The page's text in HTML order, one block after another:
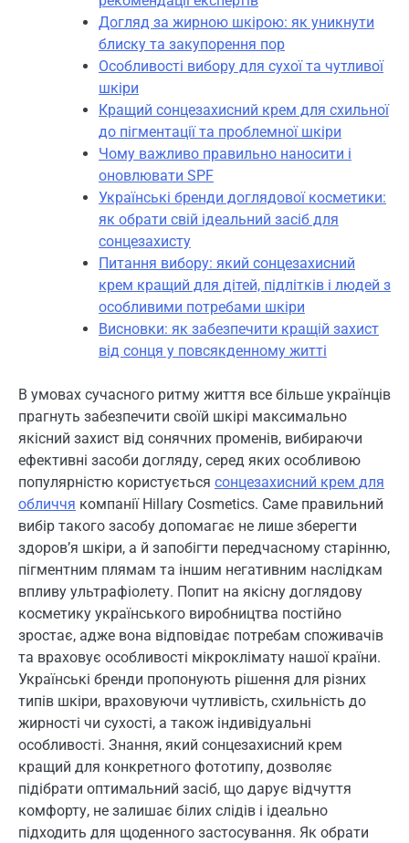
Догляд за жирною шкірою: як уникнути
блиску та закупорення пор
Особливості вибору для сухої та чутливої
шкіри
Кращий сонцезахисний крем для схильної
до пігментації та проблемної шкіри
Чому важливо правильно наносити і
оновлювати SPF
Українські бренди доглядової косметики:
як обрати свій ідеальний засіб для
сонцезахисту
Питання вибору: який сонцезахисний
крем кращий для дітей, підлітків і людей з
особливими потребами шкіри
Висновки: як забезпечити кращій захист
від сонця у повсякденному житті
В умовах сучасного ритму життя все більше українців
прагнуть забезпечити своїй шкірі максимально
якісний захист від сонячних променів, вибираючи
ефективні засоби догляду, серед яких особливою
популярністю користується сонцезахисний крем для
обличчя компанії Hillary Cosmetics. Саме правильний
вибір такого засобу допомагає не лише зберегти
здоров’я шкіри, а й запобігти передчасному старінню,
пігментним плямам та іншим негативним наслідкам
впливу ультрафіолету. Попит на якісну доглядову
косметику українського виробництва постійно
зростає, адже вона відповідає потребам споживачів
та враховує особливості мікроклімату нашої країни.
Українські бренди пропонують рішення для різних
типів шкіри, враховуючи чутливість, схильність до
жирності чи сухості, а також індивідуальні
особливості. Знання, який сонцезахисний крем
кращий для конкретного фототипу, дозволяє
підібрати оптимальний засіб, що дарує відчуття
комфорту, не залишає білих слідів і ідеально
підходить для щоденного застосування. Як обрати